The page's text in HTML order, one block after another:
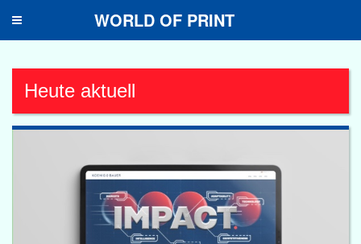
Toggle
WORLD OF PRINT
Heute aktuell